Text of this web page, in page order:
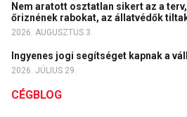
Nem aratott osztatlan sikert az a
őriznének rabokat, az állatvédők
2026. AUGUSZTUS 3.
Ingyenes jogi segítséget kapnak a
2026. JÚLIUS 29.
CÉGBLOG